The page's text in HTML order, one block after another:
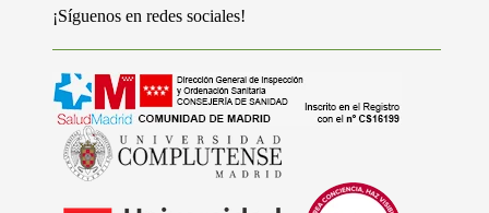
¡Síguenos en redes sociales!